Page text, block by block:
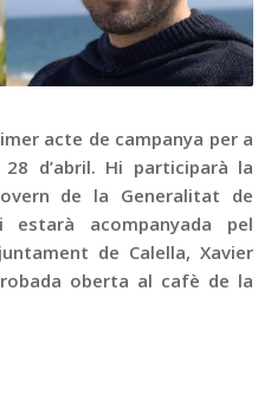
acte de campanya per a
d’abril. Hi participarà la
de la Generalitat de
estarà acompanyada pel
de Calella, Xavier
oberta al cafè de la